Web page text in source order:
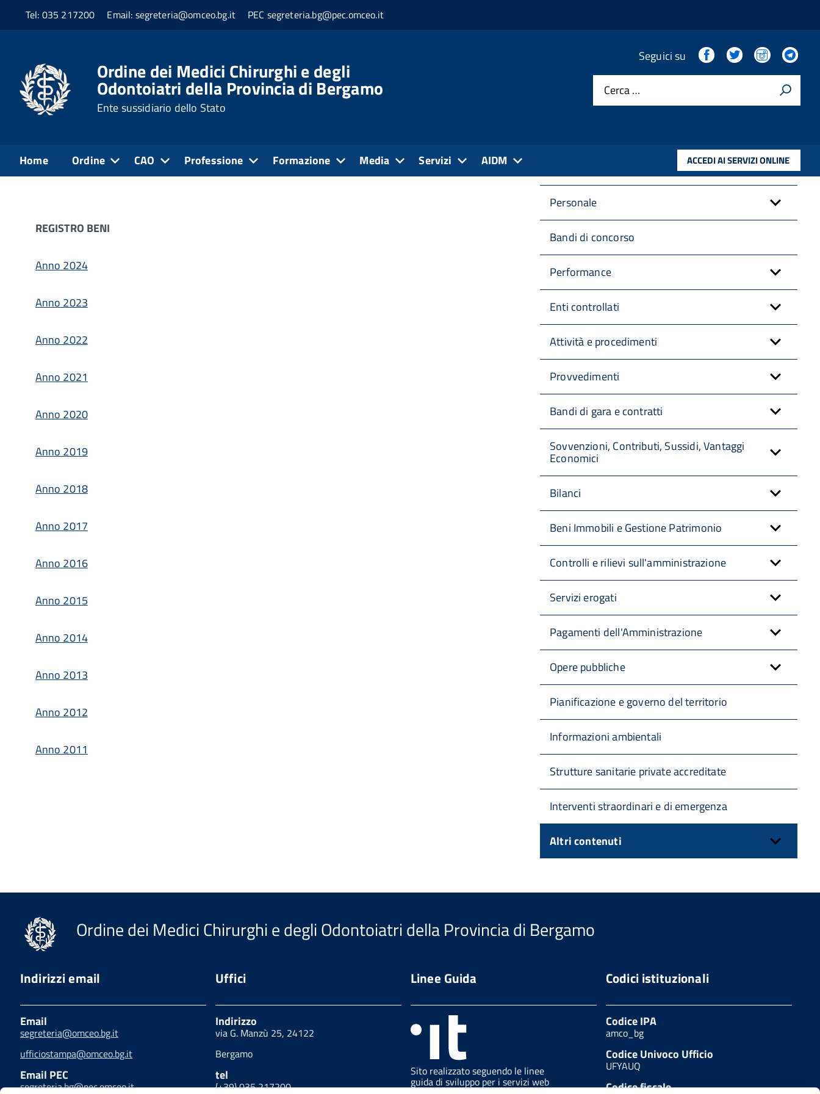
Tel: 035 217200 Email: segreteria@omceo.bg.it PEC segreteria.bg@pec.omceo.it
Ordine dei Medici Chirurghi e degli
Odontoiatri della Provincia di Bergamo
Ente sussidiario dello Stato
Seguici su FacebookTwitter Instagram
Cerca …
Home Ordine CAO Professione Formazione Media Servizi AIDM ACCEDI AI SERVIZI ONLINE
Home Altri contenuti
Altri contenuti
sezione sono disponibili le informazione relative agli Altri contenuti
REGISTRO BENI
Anno 2024
Anno 2023
Anno 2022
Anno 2021
Anno 2020
Anno 2019
Anno 2018
Anno 2017
Anno 2016
Anno 2015
Anno 2014
Anno 2013
Anno 2012
Anno 2011
Amministrazione trasparente
Disposizioni Generali
Personale
Bandi di concorso
Performance
Enti controllati
Attività e procedimenti
Provvedimenti
Bandi di gara e contratti
Sovvenzioni, Contributi, Sussidi, Vantaggi
Economici
Bilanci
Beni Immobili e Gestione Patrimonio
Controlli e rilievi sull'amministrazione
Servizi erogati
Pagamenti dell'Amministrazione
Opere pubbliche
Pianificazione e governo del territorio
Informazioni ambientali
Strutture sanitarie private accreditate
Interventi straordinari e di emergenza
Altri contenuti
Ordine dei Medici Chirurghi e degli Odontoiatri della Provincia di Bergamo
Indirizzi email
Email
segreteria@omceo.bg.it
ufficiostampa@omceo.bg.it
Email PEC
segreteria.bg@pec.omceo.it
Uffici
Indirizzo
via G. Manzù 25, 24122
Bergamo
tel
(+39) 035 217200
Linee Guida
Sito realizzato seguendo le linee
guida di sviluppo per i servizi web
Codici istituzionali
Codice IPA
amco_bg
Codice Univoco Ufficio
UFYAUQ
Codice fiscale